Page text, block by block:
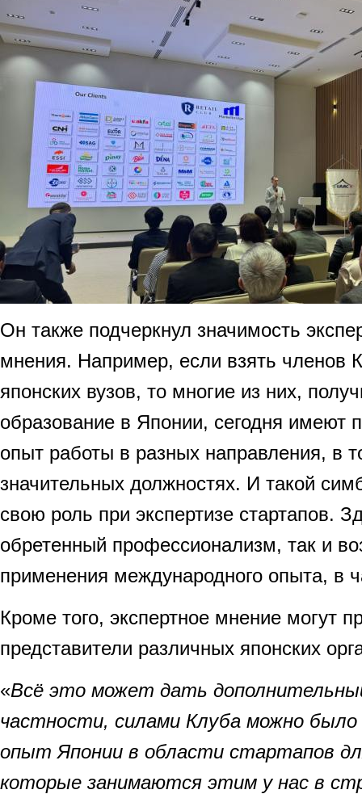
Он также подчеркнул значимость
мнения. Например, если взять членов
японских вузов, то многие из них,
образование в Японии, сегодня имеют
опыт работы в разных направления, в
значительных должностях. И такой
свою роль при экспертизе стартапов.
обретенный профессионализм, так и
применения международного опыта, в
Кроме того, экспертное мнение могут
представители различных японских
«Всё это может дать
частности, силами Клуба можно
опыт Японии в области стартапов
которые занимаются этим у нас в